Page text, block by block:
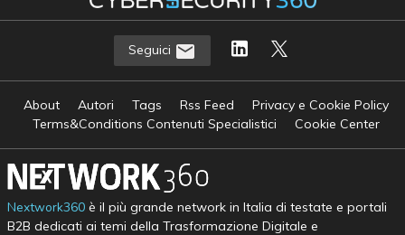
Seguici
About Autori Tags Rss Feed
Privacy e Cookie Policy
Terms&Conditions Contenuti Specialistici
Cookie Center
Nextwork360è il più grande network in Italia di testate e portali
B2B dedicati ai temi della Trasformazione Digitale e